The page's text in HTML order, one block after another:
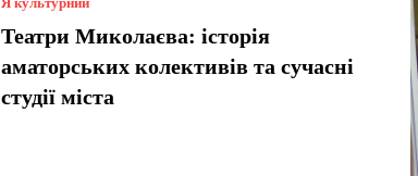
Театри Миколаєва: історія
аматорських колективів та сучасні
студії міста